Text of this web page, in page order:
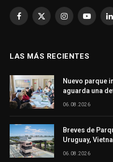
Facebook
X
InstagramYouTube
LAS MÁS RECIENTES
Nuevo parque
aguarda una
06.08.2026
Breves de
Uruguay,
06.08.2026